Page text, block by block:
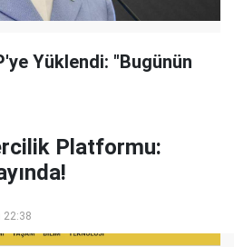
Yüklendi: "Bugünün
Platformu:
22:38